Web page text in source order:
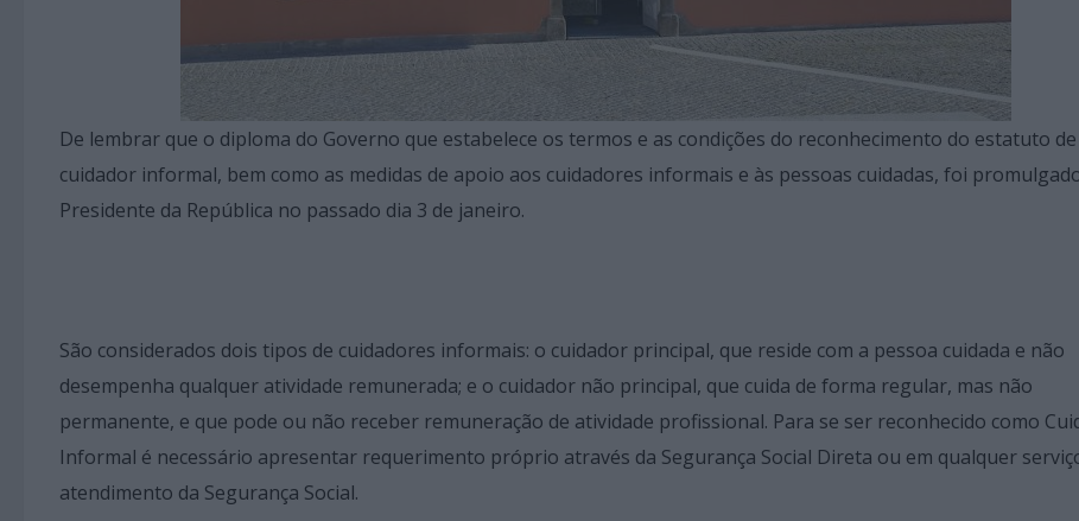
De lembrar que o diploma do Governo que estabelece os termos e as condições do reconhecimento do estatuto de
cuidador informal, bem como as medidas de apoio aos cuidadores informais e às pessoas cuidadas, foi
Presidente da República no passado dia 3 de janeiro.
São considerados dois tipos de cuidadores informais: o cuidador principal, que reside com a pessoa cuidada e não
desempenha qualquer atividade remunerada; e o cuidador não principal, que cuida de forma regular, mas não
permanente, e que pode ou não receber remuneração de atividade profissional. Para se ser reconhecido como
Informal é necessário apresentar requerimento próprio através da Segurança Social Direta ou em qualquer
atendimento da Segurança Social.